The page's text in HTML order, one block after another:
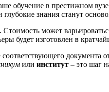
обучение в престижном
знания станут
. Стоимость может
будет изготовлен в
документа
или институт – это шаг